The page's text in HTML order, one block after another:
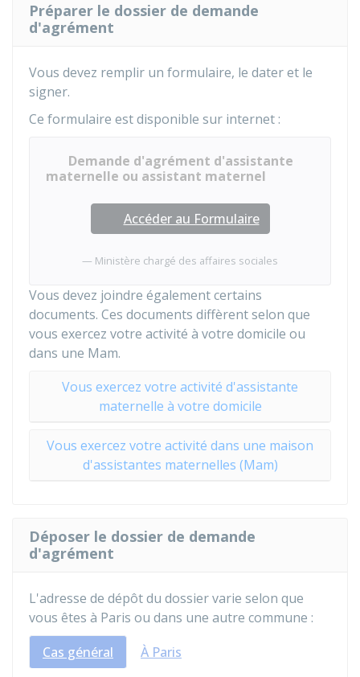
Préparer le dossier de demande
d'agrément
Vous devez remplir un formulaire, le dater et le
signer.
Ce formulaire est disponible sur internet :
Demande d'agrément d'assistante
maternelle ou assistant maternel
Accéder au Formulaire
Ministère chargé des affaires sociales
Vous devez joindre également certains
documents. Ces documents diffèrent selon que
vous exercez votre activité à votre domicile ou
dans une Mam.
Vous exercez votre activité d'assistante
maternelle à votre domicile
Vous exercez votre activité dans une maison
d'assistantes maternelles (Mam)
Déposer le dossier de demande
d'agrément
L'adresse de dépôt du dossier varie selon que
vous êtes à Paris ou dans une autre commune :
Cas général
À Paris